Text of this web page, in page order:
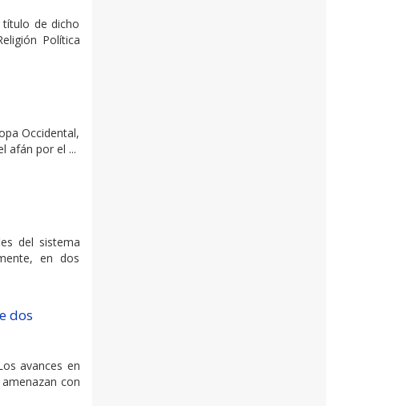
de dicho
Política
Occidental,
afán por el ...
del sistema
en dos
dos
avances en
con